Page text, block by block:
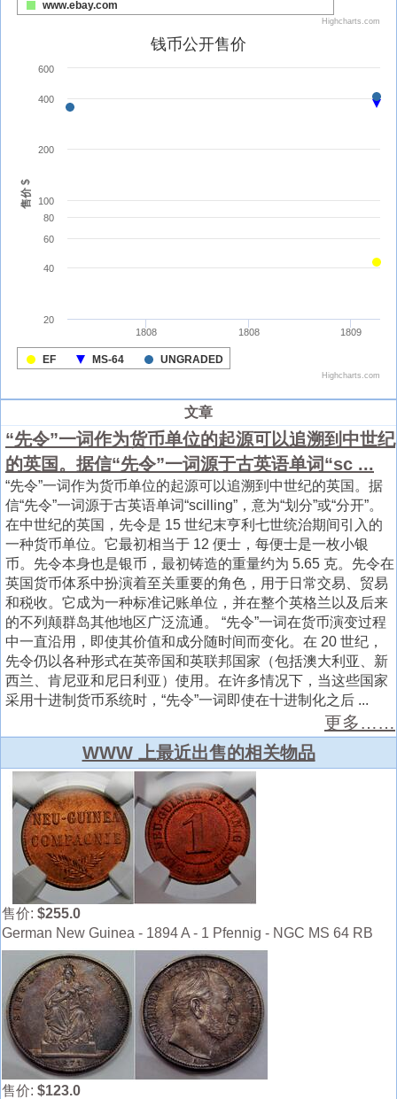
文章
“先令”一词作为货币单位的起源可以追溯到中世纪
的英国。据信“先令”一词源于古英语单词“sc ...
“先令”一词作为货币单位的起源可以追溯到中世纪的英国。据
信“先令”一词源于古英语单词“scilling”，意为“划分”或“分开”。
在中世纪的英国，先令是 15 世纪末亨利七世统治期间引入的
一种货币单位。它最初相当于 12 便士，每便士是一枚小银
币。先令本身也是银币，最初铸造的重量约为 5.65 克。先令在
英国货币体系中扮演着至关重要的角色，用于日常交易、贸易
和税收。它成为一种标准记账单位，并在整个英格兰以及后来
的不列颠群岛其他地区广泛流通。 “先令”一词在货币演变过程
中一直沿用，即使其价值和成分随时间而变化。在 20 世纪，
先令仍以各种形式在英帝国和英联邦国家（包括澳大利亚、新
西兰、肯尼亚和尼日利亚）使用。在许多情况下，当这些国家
采用十进制货币系统时，“先令”一词即使在十进制化之后 ...
更多……
WWW 上最近出售的相关物品
售价: $255.0
German New Guinea - 1894 A - 1 Pfennig - NGC MS 64 RB
售价: $123.0